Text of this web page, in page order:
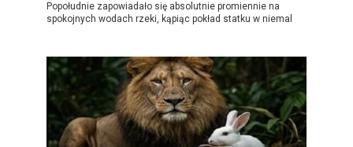
Popołudnie zapowiadało się absolutnie promiennie na
spokojnych wodach rzeki, kąpiąc pokład statku w niemal